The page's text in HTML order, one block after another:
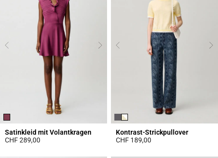
Satinkleid mit Volantkragen
CHF 289,00
Kontrast-Strickpullover
CHF 189,00